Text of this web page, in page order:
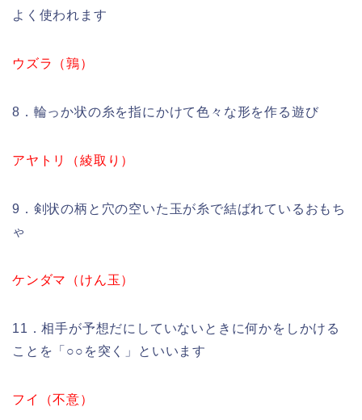
よく使われます
ウズラ（鶉）
8．輪っか状の糸を指にかけて色々な形を作る遊び
アヤトリ（綾取り）
9．剣状の柄と穴の空いた玉が糸で結ばれているおもち
ゃ
ケンダマ（けん玉）
11．相手が予想だにしていないときに何かをしかける
ことを「○○を突く」といいます
フイ（不意）